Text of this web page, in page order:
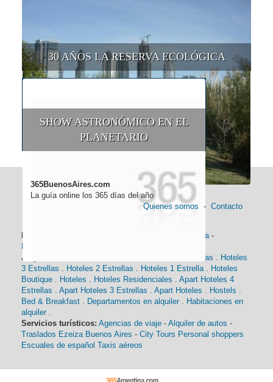
30 AÑOS LA RESERVA ECOLÓGICA
SHOW ASTRONÓMICO EN EL
PLANETARIO
365BuenosAires.com
La guía online los 365 días del año
Quienes somos - Contacto
Historia-
Alojamiento:
Hoteles 4 Estrellas . Hoteles
3 Estrellas . Hoteles 2 Estrellas . Hoteles 1 Estrella. Hoteles
Boutique . Hoteles . Hoteles Residenciales . Apart Hoteles 4
Estrellas . Apart Hoteles 3 Estrellas . Apart Hoteles . Hostels .
Bed & Breakfast . Departamentos en alquiler . Habitaciones en
alquiler .
Servicios turísticos: Agencias de viaje - Alquiler de autos -
Traslados Ezeiza Buenos Aires - City Tours Personal shoppers
Escuales de español Taxis aéreos